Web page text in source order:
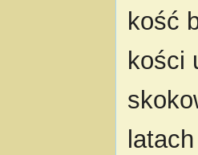
kość
kości